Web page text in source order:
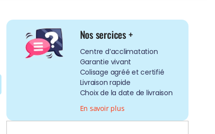
Nos sercices +
Centre d’acclimatation
Garantie vivant
Colisage agréé et certifié
Livraison rapide
Choix de la date de livraison
En savoir plus